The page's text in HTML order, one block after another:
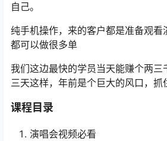
自己。
纯手机操作，来的客户都是准备观看
都可以做很多单
我们这边最快的学员当天能赚个两三
三天这样，年前是个巨大的风口，抓
课程目录
演唱会视频必看